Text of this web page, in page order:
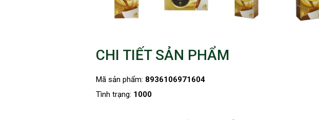
CHI TIẾT SẢN PHẨM
Mã sản phẩm: 8936106971604
Tình trạng: 1000